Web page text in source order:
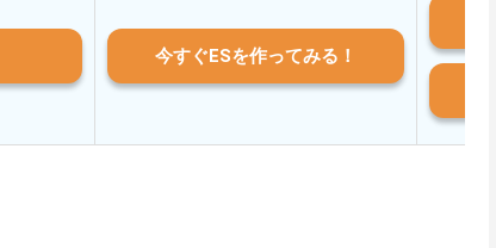
今すぐESを作ってみる！